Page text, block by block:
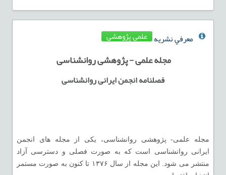
معرفي نشريه علمی پژوهشی
مجله علمی - پژوهشی روانشناسی
فصلنامه انجمن ایرانی روانشناسی
مجله علمی- پژوهشی روانشناسی، یکی از مجله های انجمن
ایرانی روانشناسی است که به صورت فصلی و دسترسی آزاد
منتشر می شود. این مجله از سال ۱۳۷۶ تا کنون به صورت مستمر